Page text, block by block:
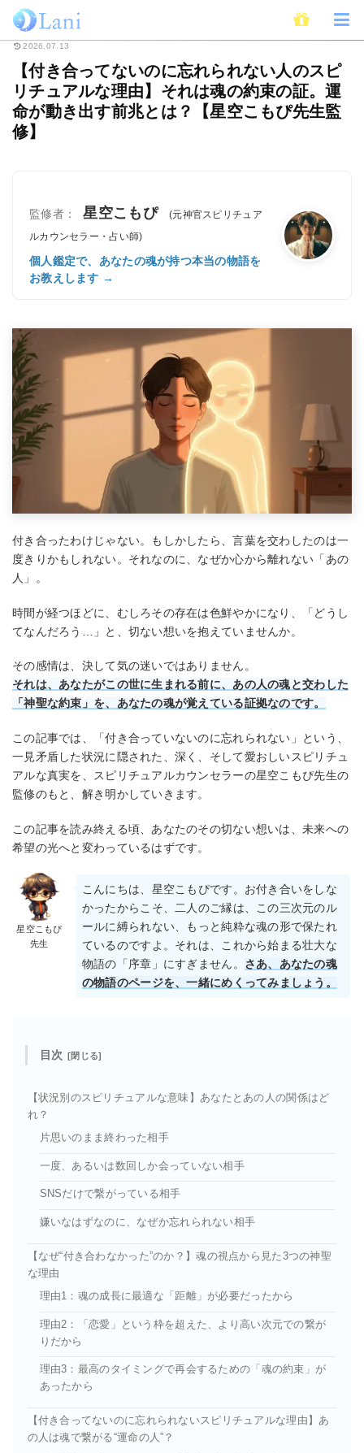
ホーム スピリチュアル 【付き合ってないのに忘れられない人のスピリチ
2026.07.13
【付き合ってないのに忘れられない人のスピ
リチュアルな理由】それは魂の約束の証。運
命が動き出す前兆とは？【星空こもぴ先生監
修】
監修者： 星空こもぴ
(元神官スピリチュア
ルカウンセラー・占い師)
個人鑑定で、あなたの魂が持つ本当の物語を
お教えします →
付き合ったわけじゃない。もしかしたら、言葉を交わしたのは一
度きりかもしれない。それなのに、なぜか心から離れない「あの
人」。
時間が経つほどに、むしろその存在は色鮮やかになり、「どうし
てなんだろう…」と、切ない想いを抱えていませんか。
その感情は、決して気の迷いではありません。
それは、あなたがこの世に生まれる前に、あの人の魂と交わした
「神聖な約束」を、あなたの魂が覚えている証拠なのです。
この記事では、「付き合っていないのに忘れられない」という、
一見矛盾した状況に隠された、深く、そして愛おしいスピリチュ
アルな真実を、スピリチュアルカウンセラーの星空こもぴ先生の
監修のもと、解き明かしていきます。
この記事を読み終える頃、あなたのその切ない想いは、未来への
希望の光へと変わっているはずです。
星空こもぴ
先生
こんにちは、星空こもぴです。お付き合いをしな
かったからこそ、二人のご縁は、この三次元のル
ールに縛られない、もっと純粋な魂の形で保たれ
ているのですよ。それは、これから始まる壮大な
物語の「序章」にすぎません。 さあ、あなたの魂
の物語のページを、一緒にめくってみましょう。
目次
【状況別のスピリチュアルな意味】あなたとあの人の関係はど
れ？
片思いのまま終わった相手
一度、あるいは数回しか会っていない相手
SNSだけで繋がっている相手
嫌いなはずなのに、なぜか忘れられない相手
【なぜ“付き合わなかった”のか？】魂の視点から見た3つの神聖
な理由
理由1：魂の成長に最適な「距離」が必要だったから
理由2：「恋愛」という枠を超えた、より高い次元での繋が
りだから
理由3：最高のタイミングで再会するための「魂の約束」が
あったから
【付き合ってないのに忘れられないスピリチュアルな理由】あ
の人は魂で繋がる“運命の人”？